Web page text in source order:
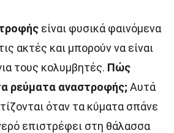
είναι φυσικά φαινόμενα
ακτές και μπορούν να είναι
τους κολυμβητές. Πώς
ρεύματα αναστροφής; Αυτά
όταν τα κύματα σπάνε
επιστρέφει στη θάλασσα